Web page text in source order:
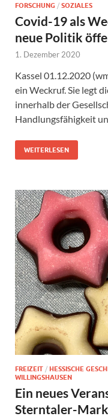
FORSCHUNG / SOZIALES
Covid-19 als
neue Politik
1. Dezember 2020
Kassel 01.12.2020
ein Weckruf. Sie legt
innerhalb der
Handlungsfähigkeit
WEITERLESEN
FREIZEIT / HESSISCHE
WILLINGSHAUSEN
Ein neues
Sterntaler-